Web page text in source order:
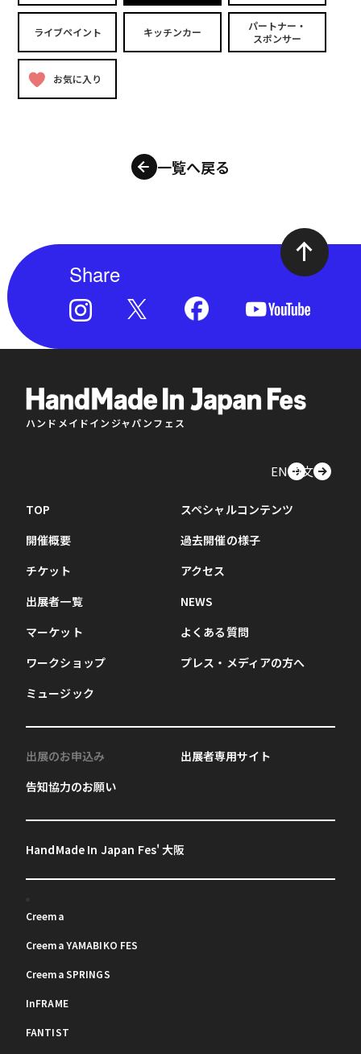
ライブペイント キッチンカー
パートナー・
スポンサー
お気に入り
一覧へ戻る
Share
ハンドメイドインジャパンフェス
EN中文
TOP
開催概要
チケット
出展者一覧
マーケット
ワークショップ
ミュージック
スペシャルコンテンツ
過去開催の様子
アクセス
NEWS
よくある質問
プレス・メディアの方へ
出展のお申込み
告知協力のお願い
出展者専用サイト
HandMade In Japan Fes' 大阪
Creema
Creema YAMABIKO FES
Creema SPRINGS
InFRAME
FANTIST